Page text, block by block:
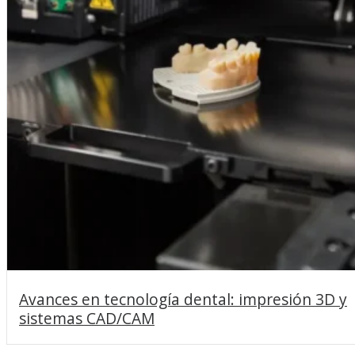
Avances en tecnología dental: impresión 3D y
sistemas CAD/CAM